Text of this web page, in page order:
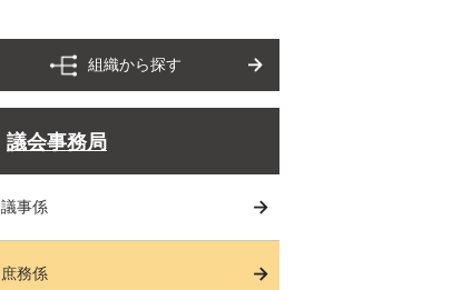
組織から探す
議会事務局
議事係
庶務係